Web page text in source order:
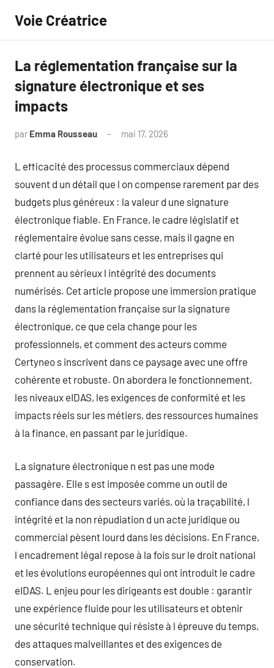
contenu
Voie Créatrice
La réglementation française sur la
signature électronique et ses
impacts
par Emma Rousseau mai 17, 2026
L efficacité des processus commerciaux dépend
souvent d un détail que l on compense rarement par des
budgets plus généreux : la valeur d une signature
électronique fiable. En France, le cadre législatif et
réglementaire évolue sans cesse, mais il gagne en
clarté pour les utilisateurs et les entreprises qui
prennent au sérieux l intégrité des documents
numérisés. Cet article propose une immersion pratique
dans la réglementation française sur la signature
électronique, ce que cela change pour les
professionnels, et comment des acteurs comme
Certyneo s inscrivent dans ce paysage avec une offre
cohérente et robuste. On abordera le fonctionnement,
les niveaux eIDAS, les exigences de conformité et les
impacts réels sur les métiers, des ressources humaines
à la finance, en passant par le juridique.
La signature électronique n est pas une mode
passagère. Elle s est imposée comme un outil de
confiance dans des secteurs variés, où la traçabilité, l
intégrité et la non répudiation d un acte juridique ou
commercial pèsent lourd dans les décisions. En France,
l encadrement légal repose à la fois sur le droit national
et les évolutions européennes qui ont introduit le cadre
eIDAS. L enjeu pour les dirigeants est double : garantir
une expérience fluide pour les utilisateurs et obtenir
une sécurité technique qui résiste à l épreuve du temps,
des attaques malveillantes et des exigences de
conservation.